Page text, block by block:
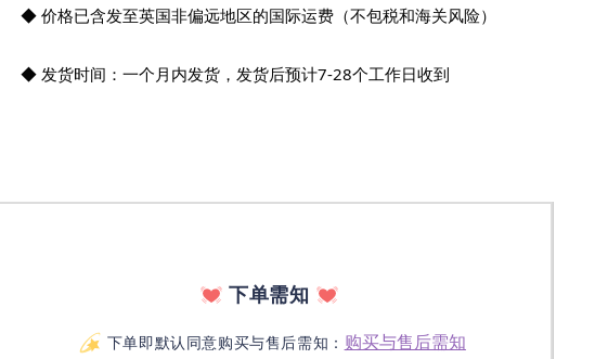
◆ 价格已含发至英国非偏远地区的国际运费（不包税和海关风险）
◆ 发货时间：一个月内发货，发货后预计7-28个工作日收到
下单需知
下单即默认同意购买与售后需知： 购买与售后需知